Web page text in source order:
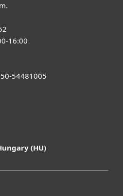
16:00
54481005
(HU)